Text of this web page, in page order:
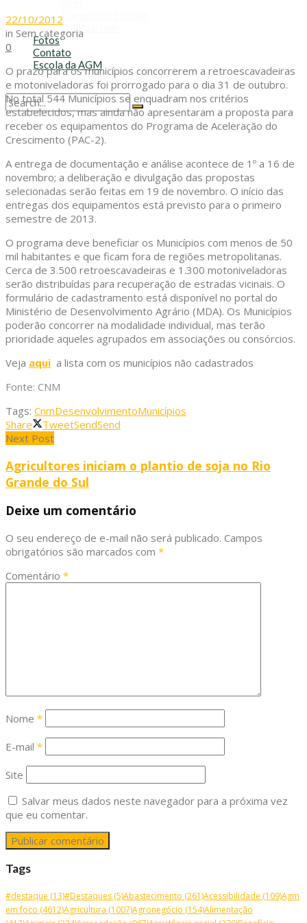
Transporte Escolar
Voluntariado
Fotos
Contato
Escola da AGM
Cursos da AGM
No Result
View All Result
22/10/2012
in Sem categoria
0
O prazo para os municípios concorrerem a retroescavadeiras
e motoniveladoras foi prorrogado para o dia 31 de outubro.
No total 544 Municípios se enquadram nos critérios
estabelecidos, mas ainda não apresentaram a proposta para
receber os equipamentos do Programa de Aceleração do
Crescimento (PAC-2).
A entrega de documentação e análise acontece de 1º a 16 de
novembro; a deliberação e divulgação das propostas
selecionadas serão feitas em 19 de novembro. O início das
entregas dos equipamentos está previsto para o primeiro
semestre de 2013.
O programa deve beneficiar os Municípios com menos de 50
mil habitantes e que ficam fora de regiões metropolitanas.
Cerca de 3.500 retroescavadeiras e 1.300 motoniveladoras
serão distribuídas para recuperação de estradas vicinais. O
formulário de cadastramento está disponível no portal do
Ministério de Desenvolvimento Agrário (MDA). Os Municípios
poderão concorrer na modalidade individual, mas terão
prioridade aqueles agrupados em associações ou consórcios.
Veja aqui a lista com os municípios não cadastrados
Fonte: CNM
Tags: CnmDesenvolvimentoMunicípios
Share
TweetSendSend
Next Post
Agricultores iniciam o plantio de soja no Rio
Grande do Sul
Deixe um comentário
O seu endereço de e-mail não será publicado. Campos
obrigatórios são marcados com *
Comentário *
Nome *
E-mail *
Site
Salvar meus dados neste navegador para a próxima vez
que eu comentar.
Tags
#destaque (13)#Destaques (5)Abastecimento (261)Acessibilidade (109)Agm
em foco (4612)Agricultura (1007)Agronegócio (154)Alimentação